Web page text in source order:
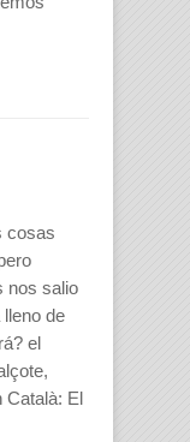
cosas
nos salio
de
el
Català: El